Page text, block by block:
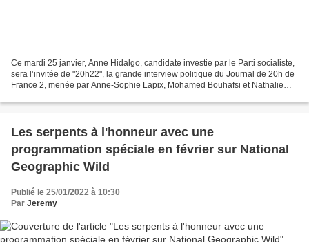
Ce mardi 25 janvier, Anne Hidalgo, candidate investie par le Parti socialiste,
sera l’invitée de "20h22", la grande interview politique du Journal de 20h de
France 2, menée par Anne-Sophie Lapix, Mohamed Bouhafsi et Nathalie
Les serpents à l'honneur avec une
programmation spéciale en février sur National
Geographic Wild
Publié le 25/01/2022 à 10:30
Par Jeremy